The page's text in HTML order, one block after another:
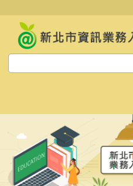
容
資訊安全
網路管理